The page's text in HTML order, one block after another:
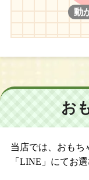
動
お
当店では、おもち
「LINE」にてお